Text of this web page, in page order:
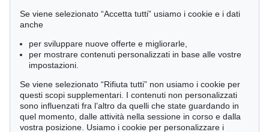
Cimelia
Ordine:
Tutti gli oggetti
Solo offerte attuali
Solo oggetti venduti
Se viene selezionato “Accetta tutti” usiamo i cookie e i dati
anche
per sviluppare nuove offerte e migliorarle,
per mostrare contenuti personalizzati in base alle vostre
impostazioni.
Se viene selezionato “Rifiuta tutti” non usiamo i cookie per
questi scopi supplementari. I contenuti non personalizzati
sono influenzati fra l’altro da quelli che state guardando in
quel momento, dalle attività nella sessione in corso e dalla
vostra posizione. Usiamo i cookie per personalizzare i